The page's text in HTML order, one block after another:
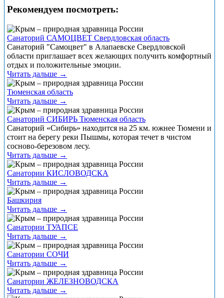
Рекомендуем посмотреть:
Санаторий САМОЦВЕТ Свердловская область
Санаторий "Самоцвет" в Алапаевске Свердловской
области приглашает всех желающих получить комфортный
отдых и положительные эмоции.
Читать дальше →
Тюменская область
Читать дальше →
Санаторий СИБИРЬ Тюменская область
Санаторий «Сибирь» находится на 25 км. южнее Тюмени и
стоит на берегу реки Пышмы, которая течет в чистом
сосново-березовом лесу.
Читать дальше →
Санатории КИСЛОВОДСКА
Читать дальше →
Башкирия
Читать дальше →
Санатории ТУАПСЕ
Читать дальше →
Санатории СОЧИ
Читать дальше →
Санатории ЖЕЛЕЗНОВОДСКА
Читать дальше →